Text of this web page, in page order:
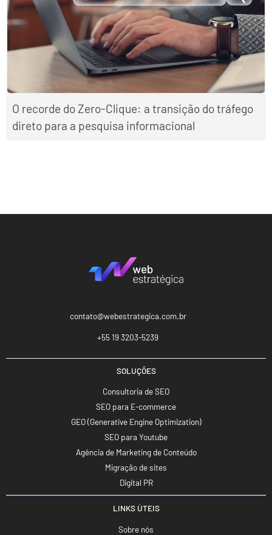
O recorde do Zero-Clique: a transição do tráfego
direto para a pesquisa informacional
contato@webestrategica.com.br
+55 19 3203-5239
SOLUÇÕES
Consultoria de SEO
SEO para E-commerce
GEO (Generative Engine Optimization)
SEO para Youtube
Agência de Marketing de Conteúdo
Migração de sites
Digital PR
LINKS ÚTEIS
Sobre nós